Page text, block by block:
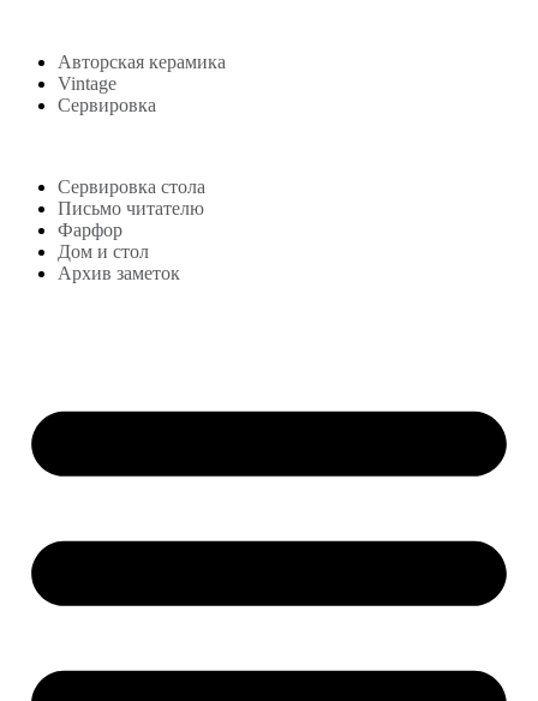
Авторская керамика
Vintage
Сервировка
Сервировка стола
Письмо читателю
Фарфор
Дом и стол
Архив заметок